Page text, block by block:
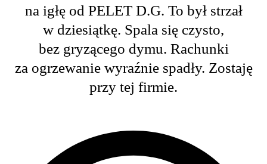
na igłę od PELET D.G. To był strzał
w dziesiątkę. Spala się czysto,
bez gryzącego dymu. Rachunki
za ogrzewanie wyraźnie spadły. Zostaję
przy tej firmie.